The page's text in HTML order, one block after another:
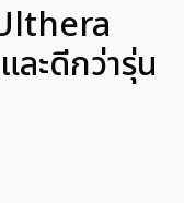
ละดีกว่ารุ่น